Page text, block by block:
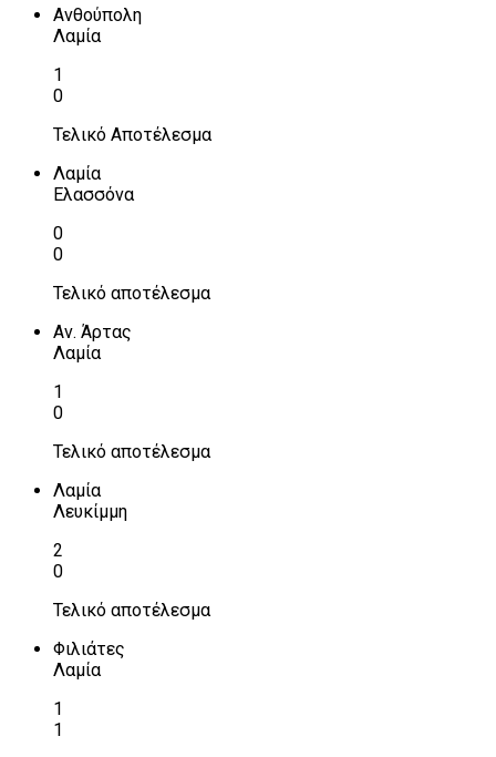
Ανθούπολη
Λαμία
1
0
Τελικό Αποτέλεσμα
Λαμία
Ελασσόνα
0
0
Τελικό αποτέλεσμα
Αν. Άρτας
Λαμία
1
0
Τελικό αποτέλεσμα
Λαμία
Λευκίμμη
2
0
Τελικό αποτέλεσμα
Φιλιάτες
Λαμία
1
1